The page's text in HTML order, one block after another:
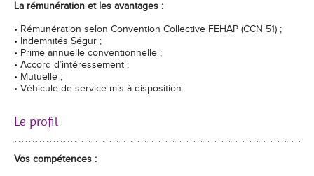
La rémunération et les avantages :
• Rémunération selon Convention Collective FEHAP (CCN 51) ;
• Indemnités Ségur ;
• Prime annuelle conventionnelle ;
• Accord d’intéressement ;
• Mutuelle ;
• Véhicule de service mis à disposition.
Le profil
Vos compétences :